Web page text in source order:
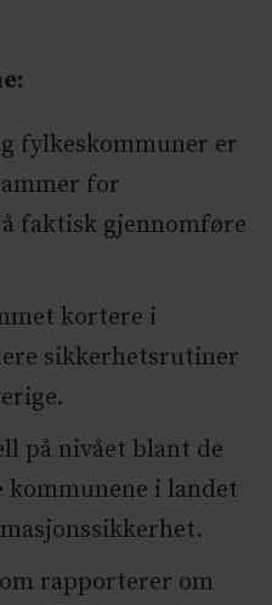
fylkeskommuner er
for
faktisk gjennomføre
kortere i
sikkerhetsrutiner
på nivået blant de
kommunene i landet
rapporterer om